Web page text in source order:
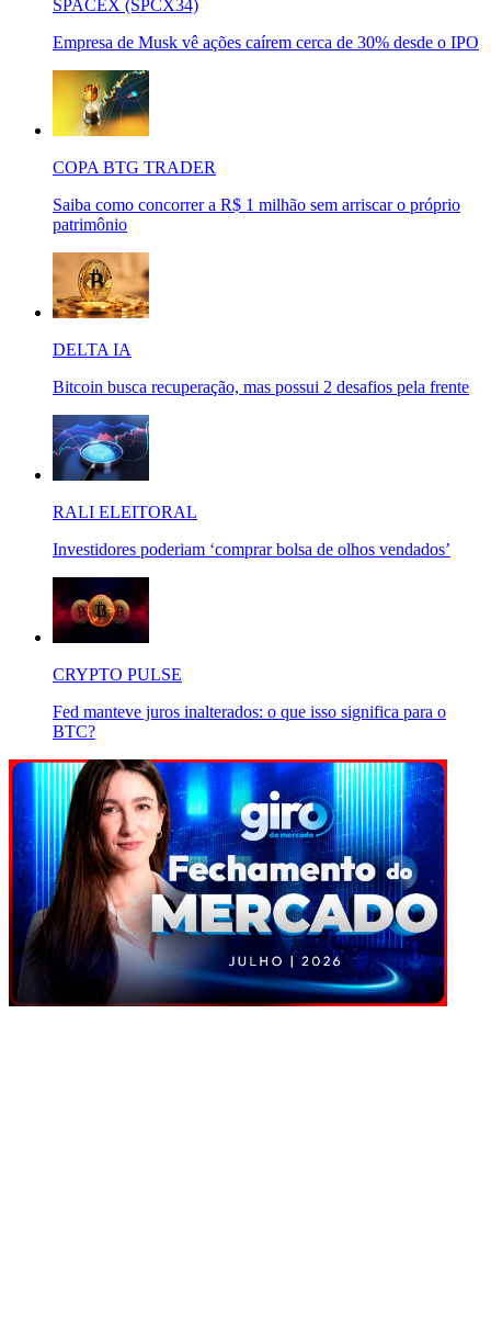
SPACEX (SPCX34)
Empresa de Musk vê ações caírem cerca de 30% desde o IPO
COPA BTG TRADER
Saiba como concorrer a R$ 1 milhão sem arriscar o próprio
patrimônio
DELTA IA
Bitcoin busca recuperação, mas possui 2 desafios pela frente
RALI ELEITORAL
Investidores poderiam ‘comprar bolsa de olhos vendados’
CRYPTO PULSE
Fed manteve juros inalterados: o que isso significa para o
BTC?